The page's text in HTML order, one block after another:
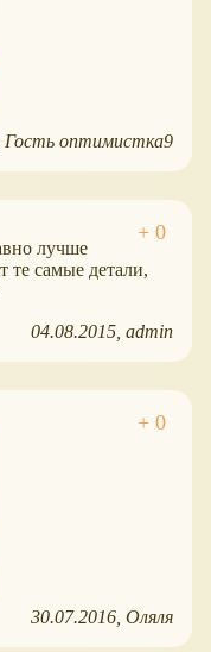
Гость оптимистка9
лучше
те самые детали,
04.08.2015 admin
30.07.2016 Оляля